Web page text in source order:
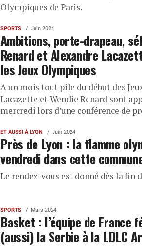
Olympiques de Paris.
SPORTS Juin 2024
Ambitions, porte-drapeau,
Renard et Alexandre
les Jeux Olympiques
A un mois tout pile du début des
Lacazette et Wendie Renard sont
mercredi lors d’une conférence de
ET AUSSI À LYON Juin 2024
Près de Lyon : la flamme
vendredi dans cette
Le rendez-vous est donné dès la fin
SPORTS Mars 2024
Basket : l’équipe de France
(aussi) la Serbie à la LDLC